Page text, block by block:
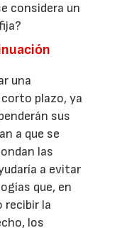
considera un
una
plazo, ya
sus
a que se
las
a evitar
que, en
recibir la
los